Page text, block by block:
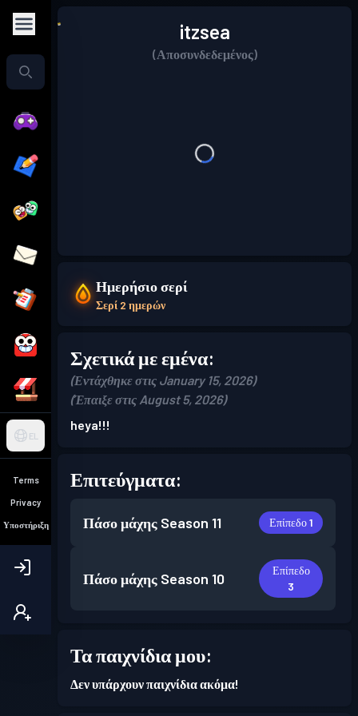
EL
Terms
Privacy
Υποστήριξη
itzsea
(Αποσυνδεδεμένος)
Ημερήσιο σερί
Σερί 2 ημερών
Σχετικά με εμένα:
(Εντάχθηκε στις January 15, 2026)
(Έπαιξε στις August 5, 2026)
heya!!!
Επιτεύγματα:
Πάσο μάχης Season 11 Επίπεδο 1
Πάσο μάχης Season 10
Επίπεδο
3
Τα παιχνίδια μου:
Δεν υπάρχουν παιχνίδια ακόμα!